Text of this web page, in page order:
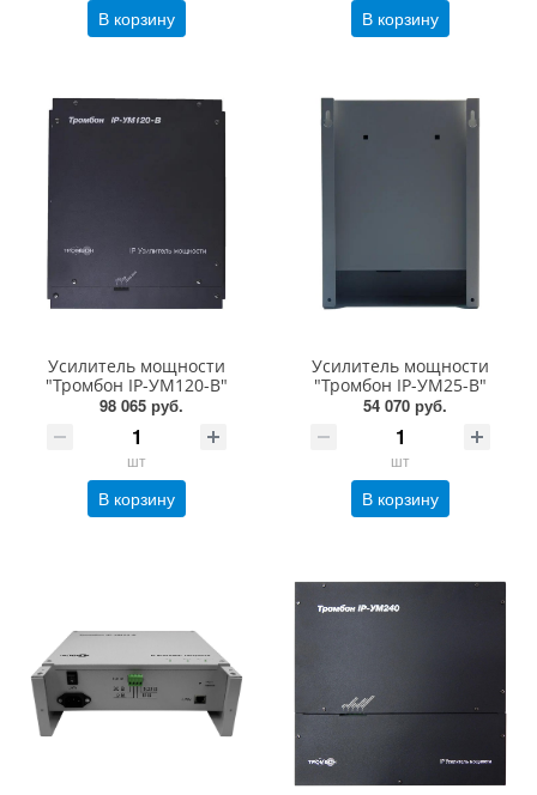
В корзину В корзину
Усилитель мощности
"Тромбон IP-УМ120-В"
98 065 руб.
шт
В корзину
Усилитель мощности
"Тромбон IP-УМ25-В"
54 070 руб.
шт
В корзину